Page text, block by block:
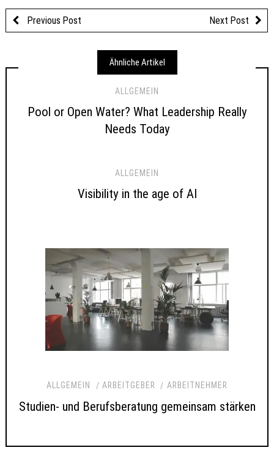
Previous Post Next Post
Ähnliche Artikel
ALLGEMEIN
Pool or Open Water? What Leadership Really
Needs Today
ALLGEMEIN
Visibility in the age of AI
ALLGEMEIN ARBEITGEBER ARBEITNEHMER
Studien- und Berufsberatung gemeinsam stärken